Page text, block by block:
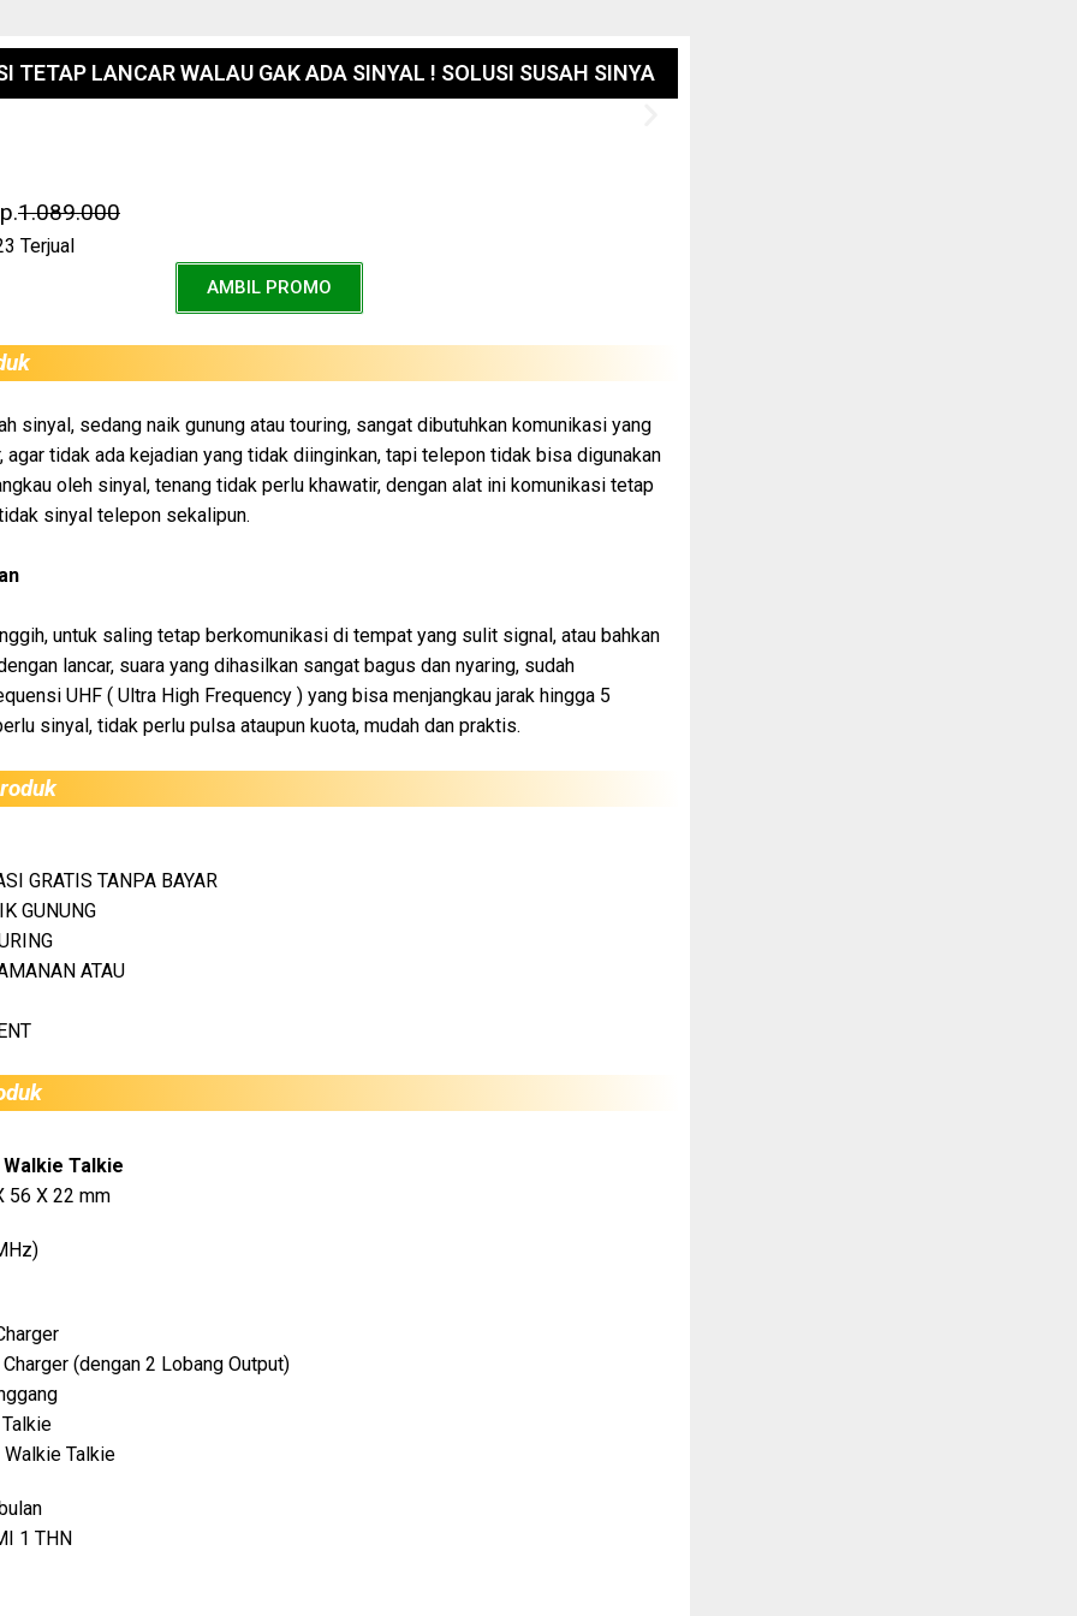
TETAP LANCAR WALAU GAK ADA SINYAL ! SOLUSI SUSAH SINYA
1.089.000
Terjual
AMBIL PROMO
sinyal, sedang naik gunung atau touring, sangat dibutuhkan komunikasi yang
agar tidak ada kejadian yang tidak diinginkan, tapi telepon tidak bisa digunakan
oleh sinyal, tenang tidak perlu khawatir, dengan alat ini komunikasi tetap
sinyal telepon sekalipun.
untuk saling tetap berkomunikasi di tempat yang sulit signal, atau bahkan
lancar, suara yang dihasilkan sangat bagus dan nyaring, sudah
UHF ( Ultra High Frequency ) yang bisa menjangkau jarak hingga 5
sinyal, tidak perlu pulsa ataupun kuota, mudah dan praktis.
GRATIS TANPA BAYAR
GUNUNG
ATAU
Talkie
56 X 22 mm
(dengan 2 Lobang Output)
Talkie
1 THN